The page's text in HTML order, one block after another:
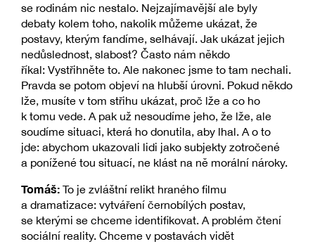
se rodinám nic nestalo. Nejzajímavější ale byly
debaty kolem toho, nakolik můžeme ukázat, že
postavy, kterým fandíme, selhávají. Jak ukázat jejich
nedůslednost, slabost? Často nám někdo
říkal: Vystřihněte to. Ale nakonec jsme to tam nechali.
Pravda se potom objeví na hlubší úrovni. Pokud někdo
lže, musíte v tom střihu ukázat, proč lže a co ho
k tomu vede. A pak už nesoudíme jeho, že lže, ale
soudíme situaci, která ho donutila, aby lhal. A o to
jde: abychom ukazovali lidi jako subjekty zotročené
a ponížené tou situací, ne klást na ně morální nároky.
Tomáš: To je zvláštní relikt hraného filmu
a dramatizace: vytváření černobílých postav,
se kterými se chceme identifikovat. A problém čtení
sociální reality. Chceme v postavách vidět